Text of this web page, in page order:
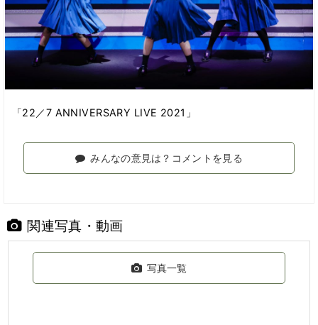
「22／7 ANNIVERSARY LIVE 2021」
みんなの意見は？コメントを見る
関連写真・動画
写真一覧